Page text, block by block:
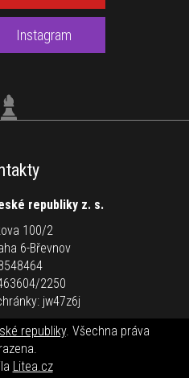
Instagram
republiky z. s.
100/2
6-Břevnov
2250
jw47z6j
republiky. Všechna práva
Litea.cz